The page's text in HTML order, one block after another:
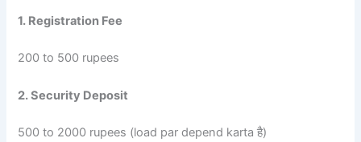
1. Registration Fee
200 to 500 rupees
2. Security Deposit
500 to 2000 rupees (load par depend karta है)